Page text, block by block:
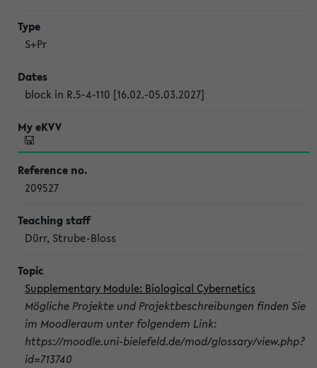
S+Pr
block in R.5-4-110 [16.02.-05.03.2027]
209527
Dürr, Strube-Bloss
Supplementary Module: Biological Cybernetics
Mögliche Projekte und Projektbeschreibungen finden Sie
im Moodleraum unter folgendem Link:
https://moodle.uni-bielefeld.de/mod/glossary/view.php?
id=713740